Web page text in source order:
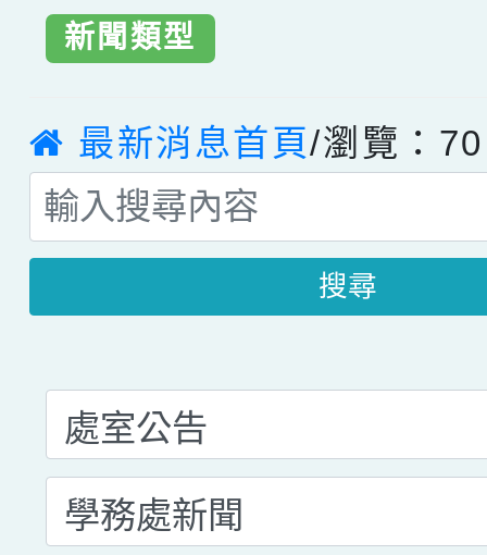
新聞類型
最新消息首頁/瀏覽：70
搜尋